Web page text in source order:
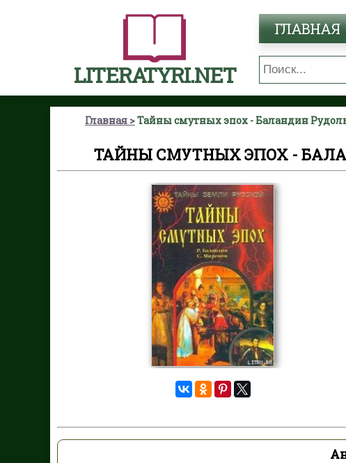
LITERATYRI.NET
ГЛАВНАЯ
Главная Тайны смутных эпох - Баландин
ТАЙНЫ СМУТНЫХ ЭПОХ -